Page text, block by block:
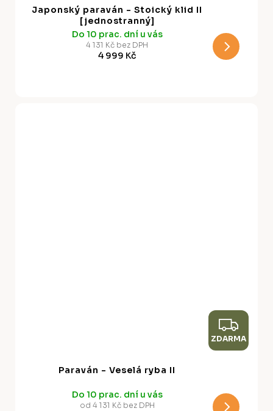
M
Japonský paraván - Stoický klid II
[jednostranný]
Do 10 prac. dní u vás
4 131 Kč bez DPH
4 999 Kč
Z
D
M
ZDARMA
Paraván - Veselá ryba II
Do 10 prac. dní u vás
od 4 131 Kč bez DPH